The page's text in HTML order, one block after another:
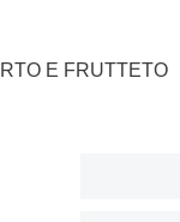
E FRUTTETO